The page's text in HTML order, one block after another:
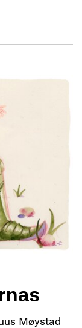
Møystad